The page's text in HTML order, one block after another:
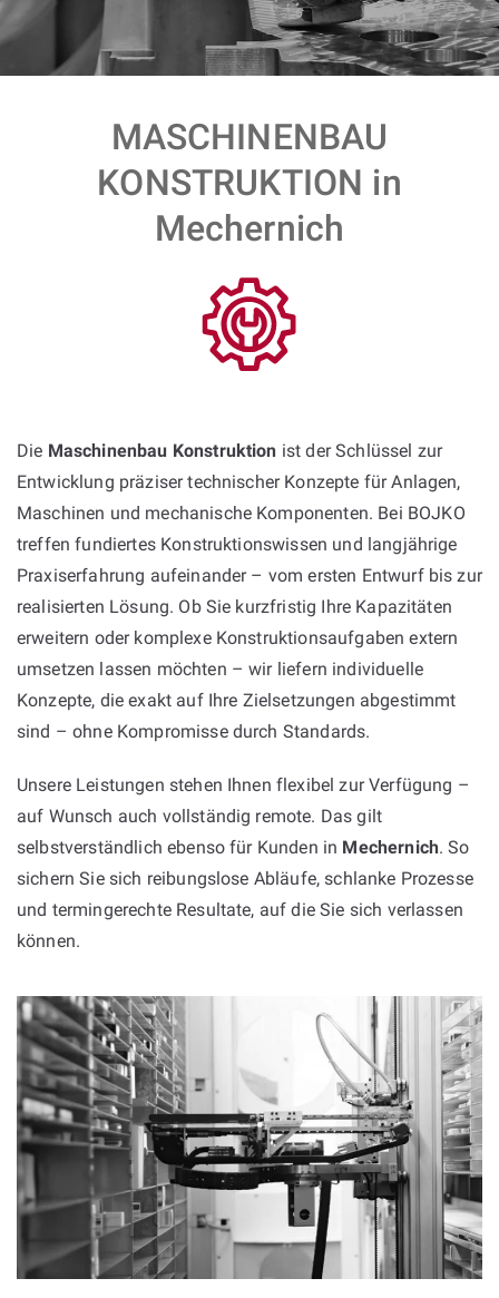
MASCHINENBAU
KONSTRUKTION in
Mechernich
Die Maschinenbau Konstruktion ist der Schlüssel zur
Entwicklung präziser technischer Konzepte für Anlagen,
Maschinen und mechanische Komponenten. Bei BOJKO
treffen fundiertes Konstruktionswissen und langjährige
Praxiserfahrung aufeinander – vom ersten Entwurf bis zur
realisierten Lösung. Ob Sie kurzfristig Ihre Kapazitäten
erweitern oder komplexe Konstruktionsaufgaben extern
umsetzen lassen möchten – wir liefern individuelle
Konzepte, die exakt auf Ihre Zielsetzungen abgestimmt
sind – ohne Kompromisse durch Standards.
Unsere Leistungen stehen Ihnen flexibel zur Verfügung –
auf Wunsch auch vollständig remote. Das gilt
selbstverständlich ebenso für Kunden in Mechernich. So
sichern Sie sich reibungslose Abläufe, schlanke Prozesse
und termingerechte Resultate, auf die Sie sich verlassen
können.